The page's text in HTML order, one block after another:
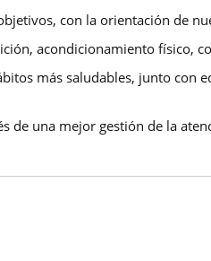
con la orientación de
acondicionamiento físico,
más saludables, junto con
de una mejor gestión de la